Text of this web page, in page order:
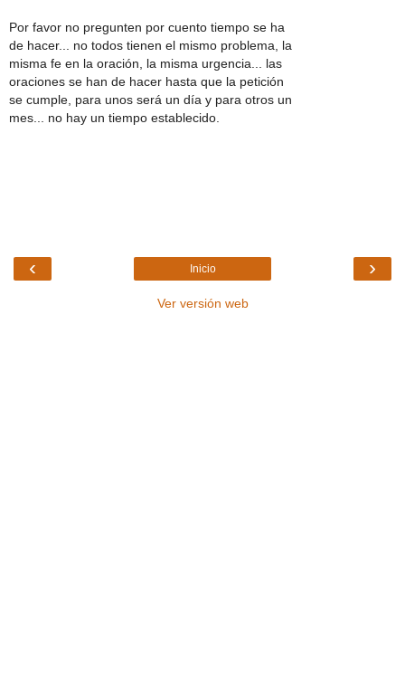
Por favor no pregunten por cuento tiempo se ha
de hacer... no todos tienen el mismo problema, la
misma fe en la oración, la misma urgencia... las
oraciones se han de hacer hasta que la petición
se cumple, para unos será un día y para otros un
mes... no hay un tiempo establecido.
‹ ›
Inicio
Ver versión web